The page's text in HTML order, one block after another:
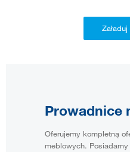
Prowadnice
Oferujemy kompletną
meblowych.